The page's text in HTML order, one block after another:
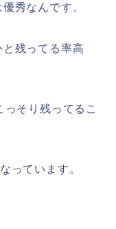
秀なんです。
残ってる率高
そり残ってるこ
っています。